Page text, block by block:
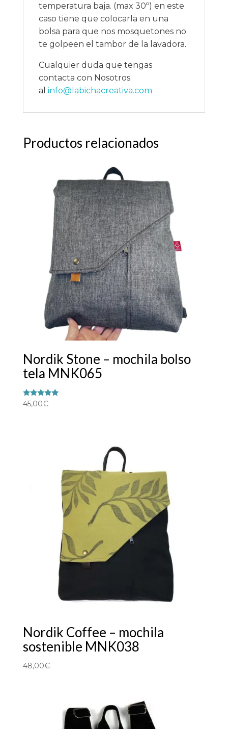
temperatura baja. (max 30º) en este
caso tiene que colocarla en una
bolsa para que nos mosquetones no
te golpeen el tambor de la lavadora.
Cualquier duda que tengas
contacta con Nosotros
al info@labichacreativa.com
Productos relacionados
Nordik Stone – mochila bolso
tela MNK065
Valorado
con
45,00€
Nordik Coffee – mochila
sostenible MNK038
48,00€